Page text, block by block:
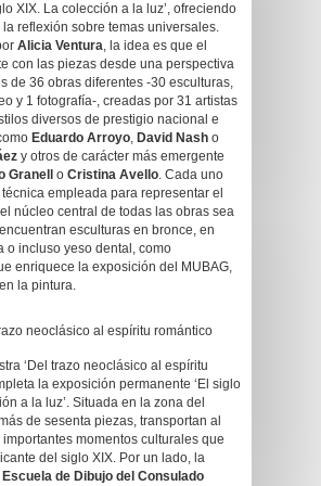
XIX. La colección a la luz’, ofreciendo
reflexión sobre temas universales.
Alicia Ventura, la idea es que el
con las piezas desde una perspectiva
de 36 obras diferentes -30 esculturas,
y 1 fotografía-, creadas por 31 artistas
diversos de prestigio nacional e
Eduardo Arroyo, David Nash o
y otros de carácter más emergente
Granell o Cristina Avello. Cada uno
empleada para representar el
núcleo central de todas las obras sea
esculturas en bronce, en
o incluso yeso dental, como
enriquece la exposición del MUBAG,
la pintura.
neoclásico al espíritu romántico
trazo neoclásico al espíritu
la exposición permanente ‘El siglo
a la luz’. Situada en la zona del
de sesenta piezas, transportan al
momentos culturales que
del siglo XIX. Por un lado, la
Escuela de Dibujo del Consulado